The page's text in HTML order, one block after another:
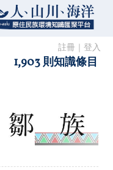
註冊 登入
1,903 則知識條目